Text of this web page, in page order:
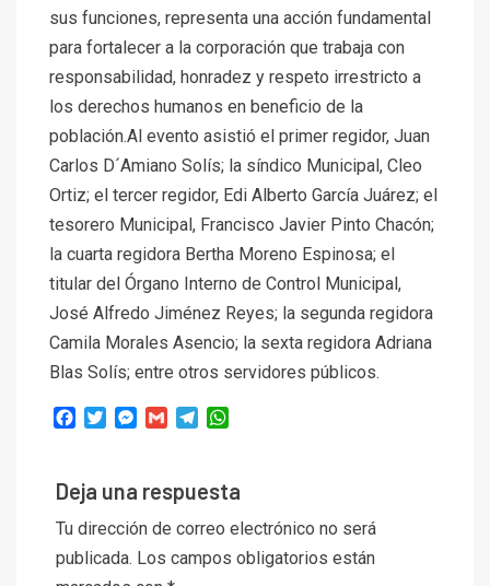
sus funciones, representa una acción fundamental
para fortalecer a la corporación que trabaja con
responsabilidad, honradez y respeto irrestricto a
los derechos humanos en beneficio de la
población.Al evento asistió el primer regidor, Juan
Carlos D´Amiano Solís; la síndico Municipal, Cleo
Ortiz; el tercer regidor, Edi Alberto García Juárez; el
tesorero Municipal, Francisco Javier Pinto Chacón;
la cuarta regidora Bertha Moreno Espinosa; el
titular del Órgano Interno de Control Municipal,
José Alfredo Jiménez Reyes; la segunda regidora
Camila Morales Asencio; la sexta regidora Adriana
Blas Solís; entre otros servidores públicos.
Facebook
TwitterMessenger
Gmail Telegram
Deja una respuesta
Tu dirección de correo electrónico no será
publicada. Los campos obligatorios están